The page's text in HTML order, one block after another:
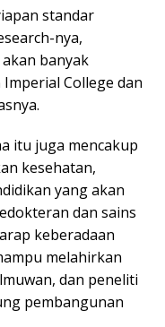
standar
nya,
banyak
College dan
itu juga mencakup
kesehatan,
yang akan
dan sains
keberadaan
melahirkan
dan peneliti
pembangunan